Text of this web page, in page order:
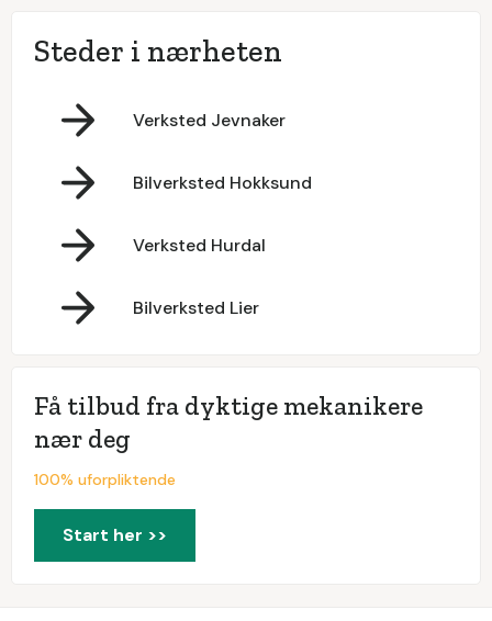
Steder i nærheten
Verksted Jevnaker
Bilverksted Hokksund
Verksted Hurdal
Bilverksted Lier
Få tilbud fra dyktige mekanikere
nær deg
100% uforpliktende
Start her >>